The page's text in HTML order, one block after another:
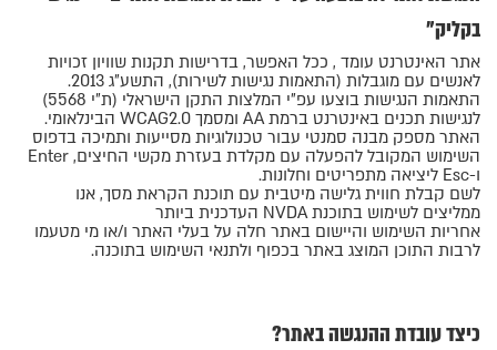
בקליק"
אתר האינטרנט עומד , ככל האפשר, בדרישות תקנות שוויון זכויות
לאנשים עם מוגבלות (התאמות נגישות לשירות), התשע"ג 2013.
התאמות הנגישות בוצעו עפ"י המלצות התקן הישראלי (ת"י 5568)
לנגישות תכנים באינטרנט ברמת AA ומסמך WCAG2.0 הבינלאומי.
האתר מספק מבנה סמנטי עבור טכנולוגיות מסייעות ותמיכה בדפוס
השימוש המקובל להפעלה עם מקלדת בעזרת מקשי החיצים, Enter
ו-Esc ליציאה מתפריטים וחלונות.
לשם קבלת חווית גלישה מיטבית עם תוכנת הקראת מסך, אנו
ממליצים לשימוש בתוכנת NVDA העדכנית ביותר
אחריות השימוש והיישום באתר חלה על בעלי האתר ו/או מי מטעמו
לרבות התוכן המוצג באתר בכפוף ולתנאי השימוש בתוכנה.
כיצד עובדת ההנגשה באתר?